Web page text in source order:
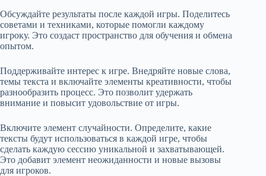
Обсуждайте результаты после каждой игры. Поделитесь
советами и техниками, которые помогли каждому
игроку. Это создаст пространство для обучения и обмена
опытом.
Поддерживайте интерес к игре. Внедряйте новые слова,
темы текста и включайте элементы креативности, чтобы
разнообразить процесс. Это позволит удержать
внимание и повысит удовольствие от игры.
Включите элемент случайности. Определите, какие
тексты будут использоваться в каждой игре, чтобы
сделать каждую сессию уникальной и захватывающей.
Это добавит элемент неожиданности и новые вызовы
для игроков.